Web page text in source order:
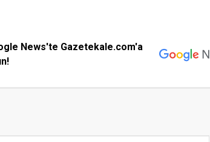
News'te Gazetekale.com'a